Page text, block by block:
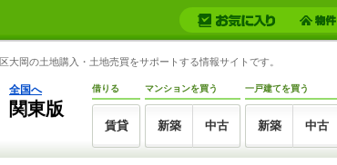
大岡の土地購入・土地売買をサポートする情報サイトです。
全国へ
関東版
借りる
賃貸
マンションを買う
新築 中古
一戸建てを買う
新築 中古